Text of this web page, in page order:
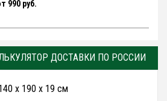
990 руб.
ДОСТАВКИ ПО РОССИИ
х 190 х 19 см